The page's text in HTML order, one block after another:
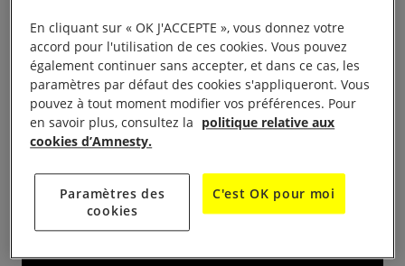
de 17h-21h30, place Isabelle d’Orléans, à Eu
festival de Rock Murmure du son : stand et
animations Pour en savoir plus ;
https://www.murmureduson.org/
Près de chez vous
En cliquant sur « OK J'ACCEPTE », vous donnez votre
accord pour l'utilisation de ces cookies. Vous pouvez
également continuer sans accepter, et dans ce cas, les
paramètres par défaut des cookies s'appliqueront. Vous
pouvez à tout moment modifier vos préférences. Pour
en savoir plus, consultez la politique relative aux
cookies d’Amnesty.
Paramètres des
cookies
C'est OK pour moi